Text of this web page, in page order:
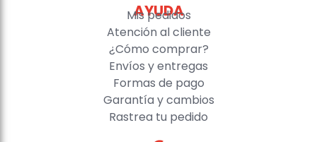
AYUDA
Mis pedidos
Atención al cliente
¿Cómo comprar?
Envíos y entregas
Formas de pago
Garantía y cambios
Rastrea tu pedido